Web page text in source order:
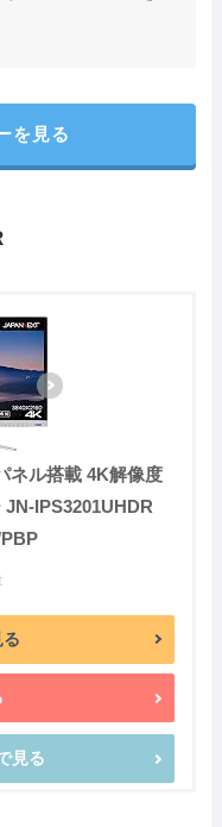
を見る
ネル搭載 4K解像度
JN-IPS3201UHDR
見る